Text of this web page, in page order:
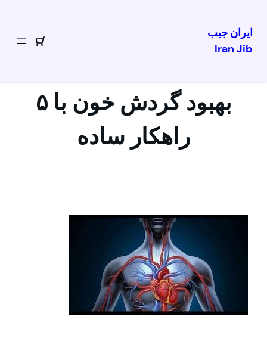
رفتن
ایران جیب
Iran Jib
بهبود گردش خون با ۵
راهکار ساده